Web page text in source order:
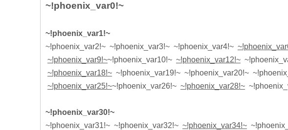
~!phoenix_var0!~
~!phoenix_var1!~
~!phoenix_var2!~ ~!phoenix_var3!~ ~!phoenix_var4!~
~!phoenix_var9!~~!phoenix_var10!~ ~!phoenix_var12!~
~!phoenix_var18!~ ~!phoenix_var19!~ ~!phoenix_var20!~
~!phoenix_var25!~~!phoenix_var26!~ ~!phoenix_var28!~
~!phoenix_var30!~
~!phoenix_var31!~ ~!phoenix_var32!~ ~!phoenix_var34!~